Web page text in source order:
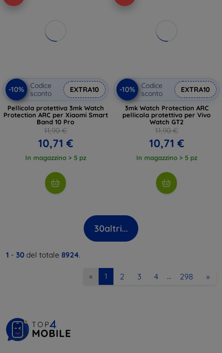
-10%
Codice
sconto
EXTRA10
Pellicola protettiva 3mk Watch
Protection ARC per Xiaomi Smart
Band 10 Pro
11,90 €
10,71 €
In magazzino > 5 pz
-10%
Codice
sconto
EXTRA10
3mk Watch Protection ARC
pellicola protettiva per Vivo
Watch GT2
11,90 €
10,71 €
In magazzino > 5 pz
30altri...
1 - 30 del totale 8924.
« 1 2 3 4 … 298 »